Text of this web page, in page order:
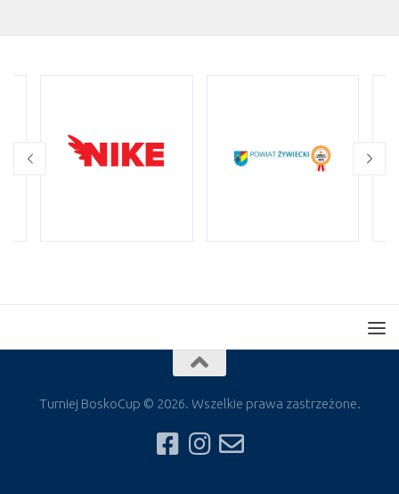
Turniej BoskoCup © 2026. Wszelkie prawa zastrzeżone.